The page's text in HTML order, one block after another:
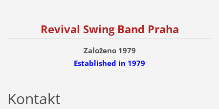
Revival Swing Band Praha
Založeno 1979
Established in 1979
Kontakt